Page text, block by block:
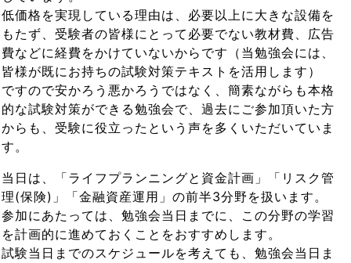
低価格を実現している理由は、必要以上に大きな設備を
もたず、受験者の皆様にとって必要でない教材費、広告
費などに経費をかけていないからです（当勉強会には、
皆様が既にお持ちの試験対策テキストを活用します）
ですので安かろう悪かろうではなく、簡素ながらも本格
的な試験対策ができる勉強会で、過去にご参加頂いた方
からも、受験に役立ったという声を多くいただいていま
す。
当日は、「ライフプランニングと資金計画」「リスク管
理(保険)」「金融資産運用」の前半3分野を扱います。
参加にあたっては、勉強会当日までに、この分野の学習
を計画的に進めておくことをおすすめします。
試験当日までのスケジュールを考えても、勉強会当日ま